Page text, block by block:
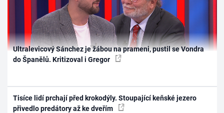
Ultralevicový Sánchez je žábou na prameni, pustil se Vondra
do Španělů. Kritizoval i Gregor
Tisíce lidí prchají před krokodýly. Stoupající keňské jezero
přivedlo predátory až ke dveřím